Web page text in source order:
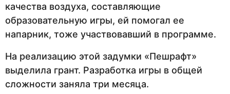
качества воздуха, составляющие
образовательную игры, ей помогал ее
напарник, тоже участвовавший в программе.
На реализацию этой задумки «Пешрафт»
выделила грант. Разработка игры в общей
сложности заняла три месяца.